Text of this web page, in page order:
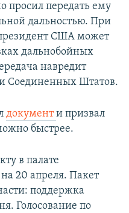
просил передать ему
дальностью. При
США может
дальнобойных
навредит
Соединенных Штатов.
документи призвал
быстрее.
в палате
20 апреля. Пакет
поддержка
Голосование по